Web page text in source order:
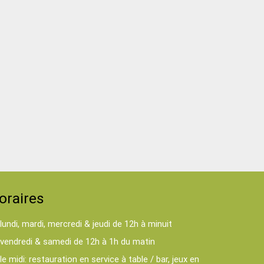
lundi, mardi, mercredi & jeudi de 12h à minuit
vendredi & samedi de 12h à 1h du matin
le midi: restauration en service à table / bar, jeux en